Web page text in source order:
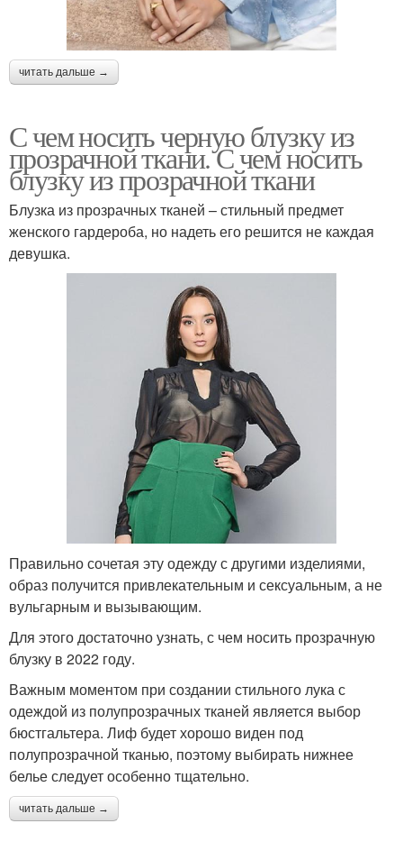
читать дальше →
С чем носить черную блузку из
прозрачной ткани. С чем носить
блузку из прозрачной ткани
Блузка из прозрачных тканей – стильный предмет
женского гардероба, но надеть его решится не каждая
девушка.
Правильно сочетая эту одежду с другими изделиями,
образ получится привлекательным и сексуальным, а не
вульгарным и вызывающим.
Для этого достаточно узнать, с чем носить прозрачную
блузку в 2022 году.
Важным моментом при создании стильного лука с
одеждой из полупрозрачных тканей является выбор
бюстгальтера. Лиф будет хорошо виден под
полупрозрачной тканью, поэтому выбирать нижнее
белье следует особенно тщательно.
читать дальше →